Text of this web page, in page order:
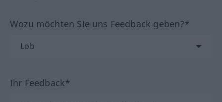
Wozu möchten Sie uns Feedback geben?*
Ihr Feedback*